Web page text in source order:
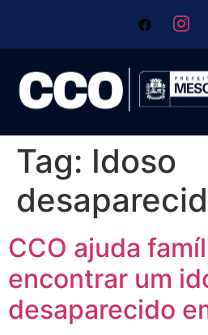
Tag: Idoso
CCO ajuda
encontrar um
desaparecido